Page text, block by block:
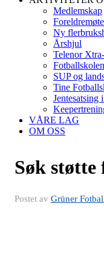
Medlemskap
Ny
Årshjul
Telenor
SUP og
Tine
Jentesatsing
VÅRE LAG
OM OSS
Søk
Postet av Grüner